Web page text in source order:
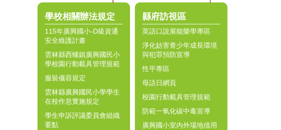
學校相關辦法規定
115年廣興國小-D級資通
安全維護計畫
雲林縣西螺鎮廣興國民小
學校園行動載具管理規範
服裝儀容規定
雲林縣廣興國民小學學生
在校作息實施規定
學生申訴評議委員會組織
要點
縣府訪視區
英語口說展能樂學專區
淨化妨害青少年成長環境
與犯罪預防宣導
性平專區
母語日網頁
校園行動載具管理規範
防範一氧化碳中毒宣導
廣興國小室內外場地借用